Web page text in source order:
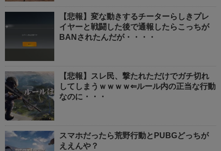
【悲報】変な動きするチーターらしきプレ
イヤーと戦闘した後で通報したらこっちが
BANされたんだが・・・・
【悲報】スレ民、撃たれただけでガチ切れ
してしまうｗｗｗｗ⇐ルール内の正当な行動
なのに・・・
スマホだったら荒野行動とPUBGどっちが
ええんや？